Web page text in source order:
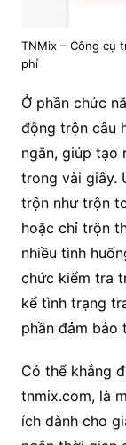
TNMix – Công cụ
phí
Ở phần chức
động trộn câu
ngắn, giúp tạo
trong vài giây.
trộn như trộn
hoặc chỉ trộn
nhiều tình
chức kiểm tra
kể tình trạng
phần đảm bảo
Có thể khẳng
tnmix.com, là
ích dành cho